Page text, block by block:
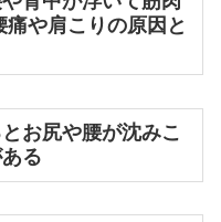
や肩こりの原因と
お尻や腰が沈みこ
る